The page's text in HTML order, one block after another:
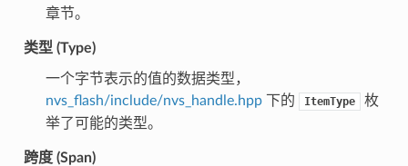
章节。
类型 (Type)
一个字节表示的值的数据类型，
nvs_flash/include/nvs_handle.hpp下的 ItemType
枚
举了可能的类型。
跨度 (Span)